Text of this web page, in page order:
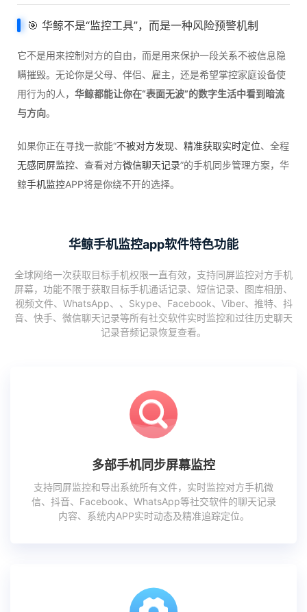
🎯 华鲸不是“监控工具”，而是一种风险预警机制
它不是用来控制对方的自由，而是用来保护一段关系不被信息隐
瞒摧毁。无论你是父母、伴侣、雇主，还是希望掌控家庭设备使
用行为的人， 华鲸都能让你在“表面无波”的数字生活中看到暗流
与方向。
如果你正在寻找一款能“不被对方发现、 精准获取实时定位、全程
无感同屏监控、查看对方微信聊天记录”的手机同步管理方案，华
鲸手机监控APP将是你绕不开的选择。
华鲸手机监控app软件特色功能
全球网络一次获取目标手机权限一直有效，支持同屏监控对方手机
屏幕，功能不限于获取目标手机通话记录、短信记录、图库相册、
视频文件、WhatsApp、、Skype、Facebook、Viber、推特、抖
音、快手、微信聊天记录等所有社交软件实时监控和过往历史聊天
记录音频记录恢复查看。
多部手机同步屏幕监控
支持同屏监控和导出系统所有文件，实时监控对方手机微
信、抖音、Facebook、WhatsApp等社交软件的聊天记录
内容、系统内APP实时动态及精准追踪定位。